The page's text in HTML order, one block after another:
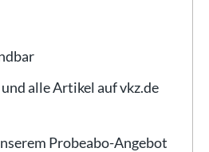
alle Artikel auf vkz.de
Probeabo-Angebot